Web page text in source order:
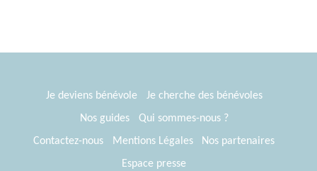
Je deviens bénévole
Je cherche des bénévoles
Nos guides
Qui sommes-nous ?
Contactez-nous
Mentions Légales
Nos partenaires
Espace presse